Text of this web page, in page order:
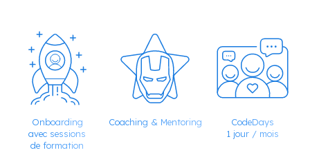
Onboarding
avec sessions
de formation
Coaching & Mentoring
CodeDays
1 jour / mois